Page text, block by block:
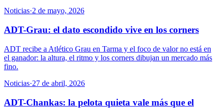
Noticias·2 de mayo, 2026
ADT-Grau: el dato escondido vive en los corners
ADT recibe a Atlético Grau en Tarma y el foco de valor no está en
el ganador: la altura, el ritmo y los corners dibujan un mercado más
fino.
Noticias·27 de abril, 2026
ADT-Chankas: la pelota quieta vale más que el